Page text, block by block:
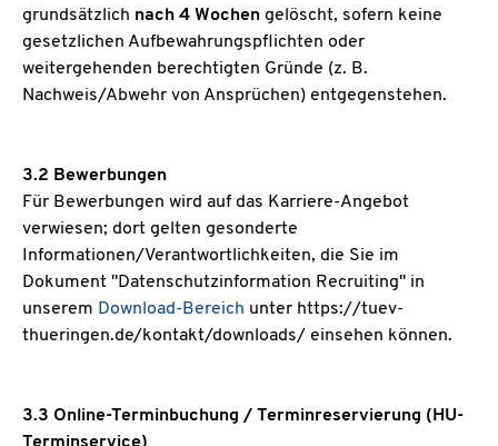
grundsätzlich nach 4 Wochen gelöscht, sofern keine
gesetzlichen Aufbewahrungspflichten oder
weitergehenden berechtigten Gründe (z. B.
Nachweis/Abwehr von Ansprüchen) entgegenstehen.
3.2 Bewerbungen
Für Bewerbungen wird auf das Karriere-Angebot
verwiesen; dort gelten gesonderte
Informationen/Verantwortlichkeiten, die Sie im
Dokument "Datenschutzinformation Recruiting" in
unserem Download-Bereich unter https://tuev-
thueringen.de/kontakt/downloads/ einsehen können.
3.3 Online-Terminbuchung / Terminreservierung (HU-